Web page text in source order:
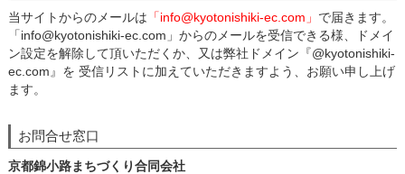
当サイトからのメールは 「info@kyotonishiki-ec.com」 で届きます。
「info@kyotonishiki-ec.com」からのメールを受信できる様、ドメイ
ン設定を解除して頂いただくか、又は弊社ドメイン『@kyotonishiki-
ec.com』を 受信リストに加えていただきますよう、お願い申し上げ
ます。
お問合せ窓口
京都錦小路まちづくり合同会社